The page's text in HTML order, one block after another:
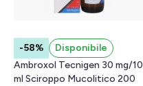
-58%
Disponibile
Ambroxol Tecnigen 30 mg/10
ml Sciroppo Mucolitico 200